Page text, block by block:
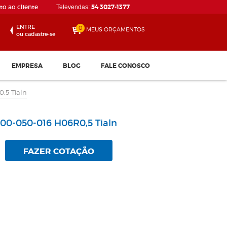
ao cliente Televendas: 54 3027-1377
ENTRE
ou cadastre-se
0 MEUS ORÇAMENTOS
EMPRESA BLOG FALE CONOSCO
Tialn
050-016 H06R0,5 Tialn
FAZER COTAÇÃO